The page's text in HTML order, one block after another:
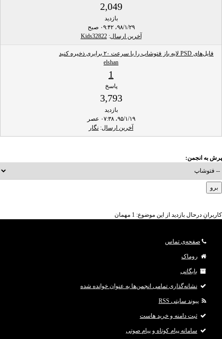
2,049
بازدید
۹۸/۱/۲۹، ۰۹:۴۲ صبح
آخرین ارسال:
Kids32822
فایل‌های PSD لایه باز فتوشاپ را با سرعت ۲۰ برابری ذخیره کنید
elshan
1
پاسخ
3,793
بازدید
۹۵/۱/۱۹، ۰۷:۳۸ عصر
آخرین ارسال: نگار
پرش به انجمن:
کاربرانِ درحال بازدید از این موضوع: 1 مهمان
صفحه‌ی تماس
روماک
بایگانی
نشانه‌گذاری تمامی انجمن‌ها به عنوان خوانده شده
پیوند سایتی RSS
ثبت دامنه و خرید هاست
سامانه پیام کوتاه و پیام صوتی